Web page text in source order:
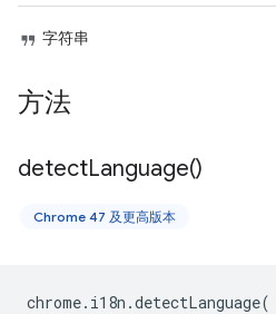
字符串
方法
detectLanguage()
Chrome 47 及更高版本
chrome. i18n .detectLanguage(